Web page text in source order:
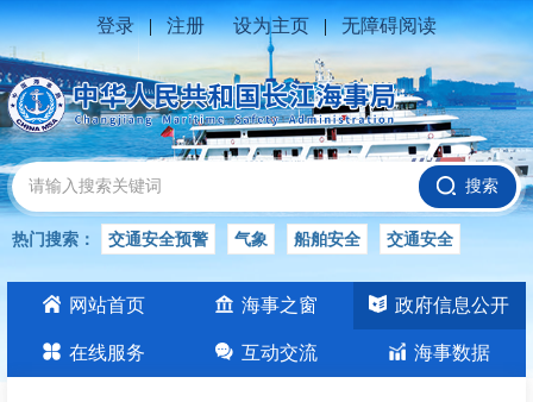
登录 | 注册 设为主页 | 无障碍阅读
搜索
热门搜索： 交通安全预警 气象 船舶安全 交通安全
水位公告 安全 交通 交通安全知识 长江
网站首页 海事之窗 政府信息公开
在线服务 互动交流 海事数据